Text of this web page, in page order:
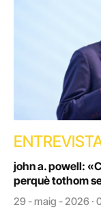
john a. powell:
perquè tothom
29 - maig - 2026 ·